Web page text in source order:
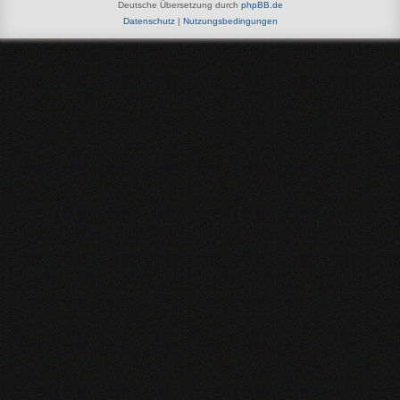
Deutsche Übersetzung durch phpBB.de
Datenschutz| Nutzungsbedingungen